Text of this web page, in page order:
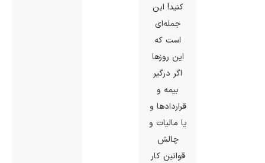
کنید! این
جمله‌ای
است که
این روزها
اگر درگیر
بیمه و
قراردادها و
یا مالیات و
چالش
قوانین کار